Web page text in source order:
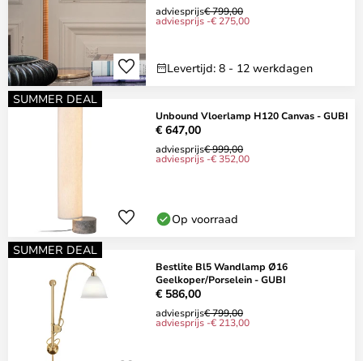
adviesprijs€ 799,00
adviesprijs -€ 275,00
Levertijd: 8 - 12 werkdagen
SUMMER DEAL
Unbound Vloerlamp H120 Canvas - GUBI
€ 647,00
adviesprijs€ 999,00
adviesprijs -€ 352,00
Op voorraad
SUMMER DEAL
Bestlite Bl5 Wandlamp Ø16
Geelkoper/Porselein - GUBI
€ 586,00
adviesprijs€ 799,00
adviesprijs -€ 213,00